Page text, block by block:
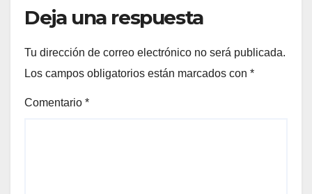
Deja una respuesta
Tu dirección de correo electrónico no será publicada.
Los campos obligatorios están marcados con *
Comentario *